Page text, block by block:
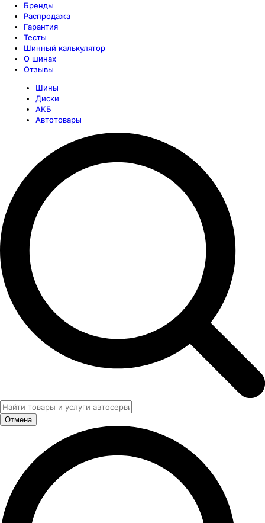
Бренды
Распродажа
Гарантия
Тесты
Шинный калькулятор
О шинах
Отзывы
Шины
Диски
АКБ
Автотовары
Отмена